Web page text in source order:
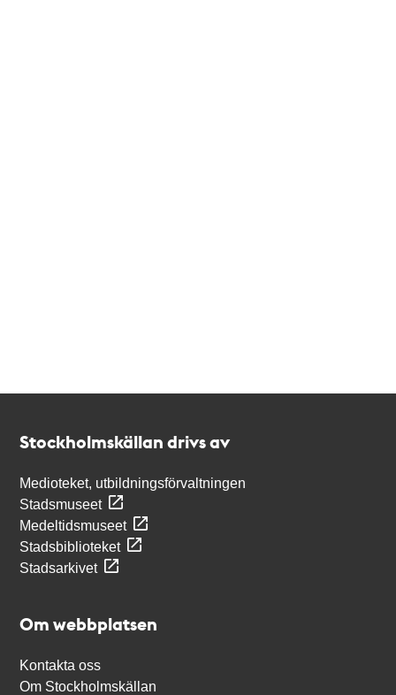
Stockholmskällan drivs av
Medioteket, utbildningsförvaltningen
Stadsmuseet
Medeltidsmuseet
Stadsbiblioteket
Stadsarkivet
Om webbplatsen
Kontakta oss
Om Stockholmskällan